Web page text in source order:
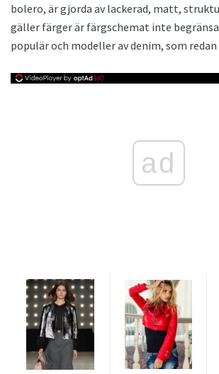
bolero, är gjorda av lackerad, matt,
gäller färger är färgschemat inte
populär och modeller av denim, som redan
ad